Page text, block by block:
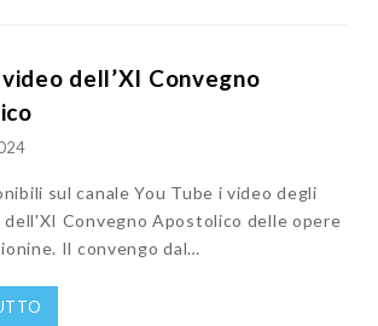
dell’XI Convegno
sul canale You Tube i video degli
Convegno Apostolico delle opere
Il convengo dal…